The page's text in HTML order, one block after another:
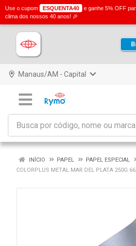
Manaus/AM - Capital
INÍCIO PAPEL
PAPEL ESPECIAL
COLORPLUS METAL MAR DEL PLATA 250G
Use o cupom ESQUENTA40
e ganhe 5% OFF
clima dos nossos 40 anos! 🎉